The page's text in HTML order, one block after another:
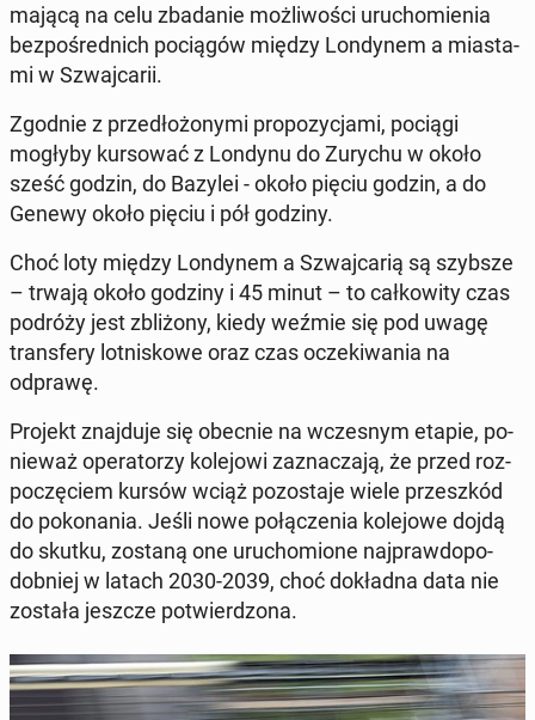
mającą na celu zba­da­nie moż­li­wo­ści uru­cho­mie­nia
bez­po­śred­nich po­cią­gów między Lon­dy­nem a mia­sta­
mi w Szwaj­ca­rii.
Zgodnie z przed­ło­żo­ny­mi pro­po­zy­cja­mi, pociągi
mogłyby kur­so­wać z Londynu do Zurychu w około
sześć godzin, do Bazylei - około pięciu godzin, a do
Genewy około pięciu i pół godziny.
Choć loty między Lon­dy­nem a Szwaj­ca­rią są szybsze
– trwają około godziny i 45 minut – to cał­ko­wi­ty czas
podróży jest zbli­żo­ny, kiedy weźmie się pod uwagę
trans­fe­ry lot­ni­sko­we oraz czas ocze­ki­wa­nia na
odprawę.
Projekt znaj­du­je się obecnie na wcze­snym etapie, po­
nie­waż ope­ra­to­rzy ko­le­jo­wi za­zna­cza­ją, że przed roz­
po­czę­ciem kursów wciąż po­zo­sta­je wiele prze­szkód
do po­ko­na­nia. Jeśli nowe po­łą­cze­nia ko­le­jo­we dojdą
do skutku, zostaną one uru­cho­mio­ne naj­praw­do­po­
dob­niej w latach 2030-2039, choć do­kład­na data nie
została jeszcze po­twier­dzo­na.